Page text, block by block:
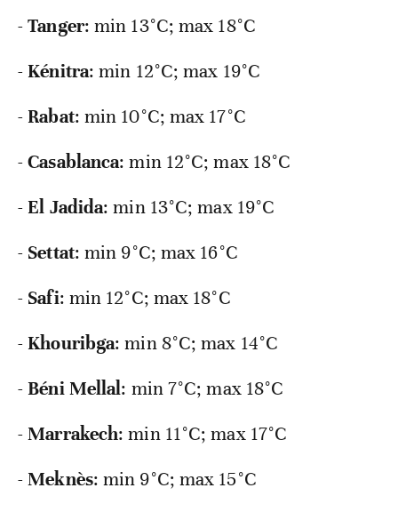
-Tanger: min 13°C; max 18°C
-Kénitra: min 12°C; max 19°C
-Rabat: min 10°C; max 17°C
-Casablanca: min 12°C; max 18°C
-El Jadida: min 13°C; max 19°C
- Settat: min 9°C; max 16°C
- Safi: min 12°C; max 18°C
-Khouribga: min 8°C; max 14°C
-Béni Mellal: min7°C; max 18°C
-Marrakech: min 11°C; max 17°C
-Meknès: min 9°C; max 15°C